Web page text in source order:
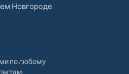
Новгороде
по любому